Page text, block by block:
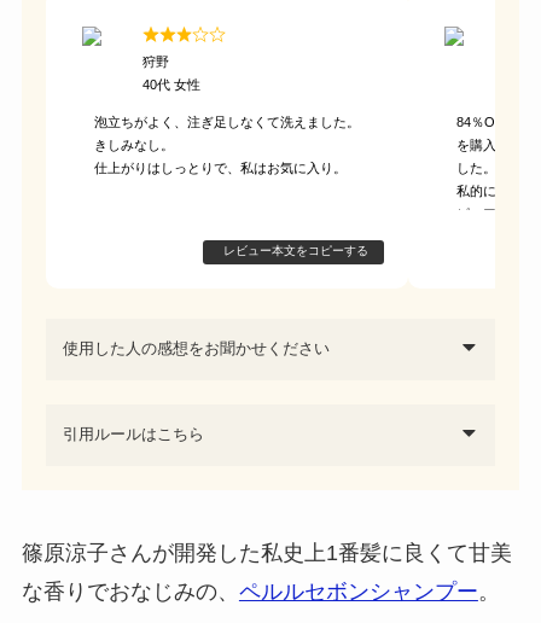
狩野
40代 女性
泡立ちがよく、注ぎ足しなくて洗えました。
きしみなし。
仕上がりはしっとりで、私はお気に入り。
レビュー本文をコピーする
84％OFFで
を購入できま
した。
私的には香り
ピュアな石
使用した人の感想をお聞かせください
引用ルールはこちら
篠原涼子さんが開発した私史上1番髪に良くて甘美
な香りでおなじみの、 ペルルセボンシャンプー。